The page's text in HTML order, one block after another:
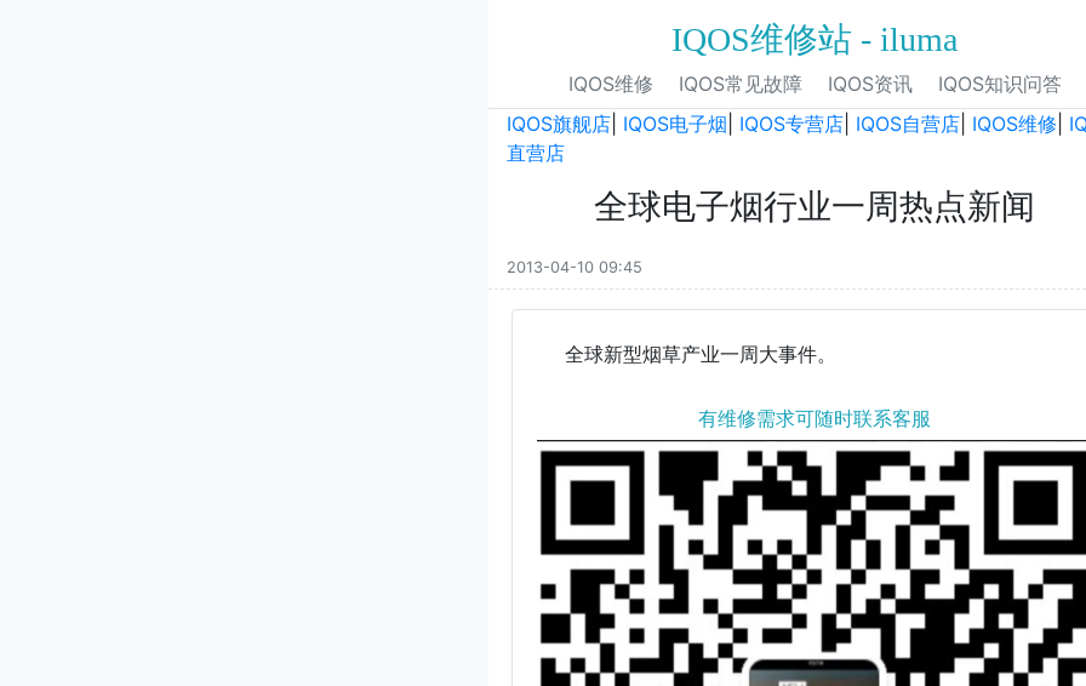
IQOS维修站 - iluma
IQOS维修 IQOS常见故障 IQOS资讯
IQOS知识问答
IQOS旗舰店 IQOS电子烟 IQOS专营店 IQOS自营店 IQOS维修
直营店
全球电子烟行业一周热点新闻
2013-04-10 09:45
全球新型烟草产业一周大事件。
有维修需求可随时联系客服